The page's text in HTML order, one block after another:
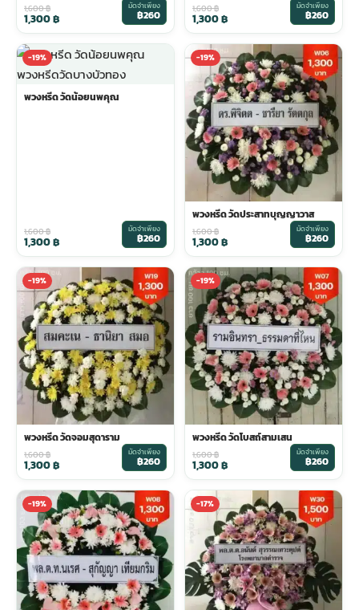
1,600฿
1,300฿
มัดจำเพียง
฿260 1,600฿
1,300฿
มัดจำเพียง
฿260
-19%
พวงหรีด วัดน้อยนพคุณ
1,600฿
1,300฿
มัดจำเพียง
฿260
-19%
พวงหรีด วัดประสาทบุญญาวาส
1,600฿
1,300฿
มัดจำเพียง
฿260
-19%
พวงหรีด วัดจอมสุดาราม
1,600฿
1,300฿
มัดจำเพียง
฿260
-19%
พวงหรีด วัดโบสถ์สามเสน
1,600฿
1,300฿
มัดจำเพียง
฿260
-19% -17%